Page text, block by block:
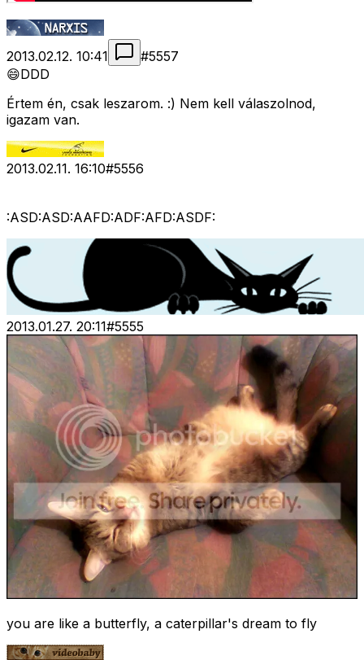
2013.02.12. 10:41 #5557
😄DDD
Értem én, csak leszarom. :) Nem kell válaszolnod,
igazam van.
2013.02.11. 16:10#5556
:ASD:ASD:AAFD:ADF:AFD:ASDF:
2013.01.27. 20:11#5555
you are like a butterfly, a caterpillar's dream to fly